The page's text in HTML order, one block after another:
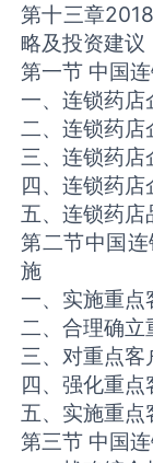
第十三章
略及投资建议
第一节 中国
一、连锁药店
二、连锁药店
三、连锁药店
四、连锁药
五、连锁药店
第二节中国
施
一、实施重点
二、合理确立
三、对重点客
四、强化重点
五、实施重点
第三节 中国